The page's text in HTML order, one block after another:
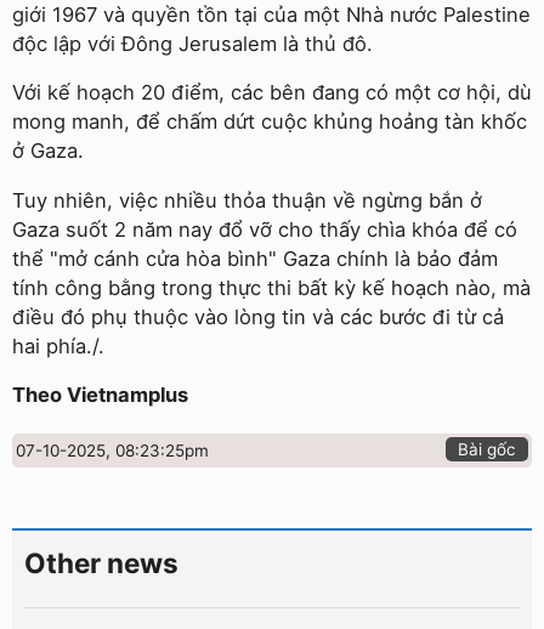
giới 1967 và quyền tồn tại của một Nhà nước Palestine
độc lập với Đông Jerusalem là thủ đô.
Với kế hoạch 20 điểm, các bên đang có một cơ hội, dù
mong manh, để chấm dứt cuộc khủng hoảng tàn khốc
ở Gaza.
Tuy nhiên, việc nhiều thỏa thuận về ngừng bắn ở
Gaza suốt 2 năm nay đổ vỡ cho thấy chìa khóa để có
thể "mở cánh cửa hòa bình" Gaza chính là bảo đảm
tính công bằng trong thực thi bất kỳ kế hoạch nào, mà
điều đó phụ thuộc vào lòng tin và các bước đi từ cả
hai phía./.
Theo Vietnamplus
07-10-2025, 08:23:25pm Bài gốc
Other news